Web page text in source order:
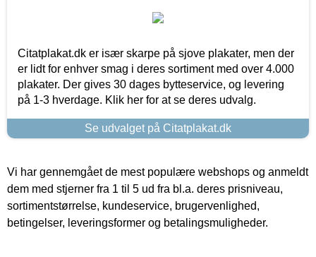
Citatplakat.dk er især skarpe på sjove plakater, men der
er lidt for enhver smag i deres sortiment med over 4.000
plakater. Der gives 30 dages bytteservice, og levering
på 1-3 hverdage. Klik her for at se deres udvalg.
Se udvalget på Citatplakat.dk
Vi har gennemgået de mest populære webshops og anmeldt
dem med stjerner fra 1 til 5 ud fra bl.a. deres prisniveau,
sortimentstørrelse, kundeservice, brugervenlighed,
betingelser, leveringsformer og betalingsmuligheder.